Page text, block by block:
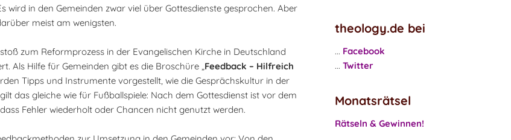
wird in den Gemeinden zwar viel über Gottesdienste gesprochen. Aber
meist am wenigsten.
zum Reformprozess in der Evangelischen Kirche in Deutschland
Als Hilfe für Gemeinden gibt es die Broschüre „Feedback – Hilfreich
Tipps und Instrumente vorgestellt, wie die Gesprächskultur in der
das gleiche wie für Fußballspiele: Nach dem Gottesdienst ist vor dem
Fehler wiederholt oder Chancen nicht genutzt werden.
theology.de bei
... Facebook
... Twitter
Monatsrätsel
Rätseln & Gewinnen!